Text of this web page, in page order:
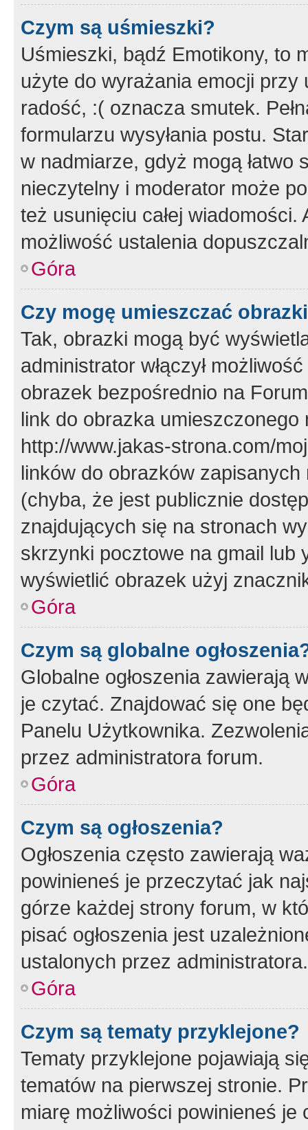
Czym są uśmieszki?
Uśmieszki, bądź Emotikony, to
użyte do wyrażania emocji
radość, :( oznacza smutek.
formularzu wysyłania postu.
w nadmiarze, gdyż mogą
nieczytelny i moderator może
też usunięciu całej
możliwość ustalenia
Góra
Czy mogę umieszczać
Tak, obrazki mogą być
administrator włączył
obrazek bezpośrednio na
link do obrazka
http://www.jakas-strona.com/
linków do obrazków
(chyba, że jest publicznie
znajdujących się na stronach
skrzynki pocztowe na gmail lub
wyświetlić obrazek użyj
Góra
Czym są globalne
Globalne ogłoszenia zawierają
je czytać. Znajdować się one
Panelu Użytkownika.
przez administratora forum.
Góra
Czym są ogłoszenia?
Ogłoszenia często zawierają
powinieneś je przeczytać jak
górze każdej strony forum, w
pisać ogłoszenia jest
ustalonych przez administratora.
Góra
Czym są tematy przyklejone?
Tematy przyklejone pojawiają
tematów na pierwszej stronie.
miarę możliwości powinieneś je